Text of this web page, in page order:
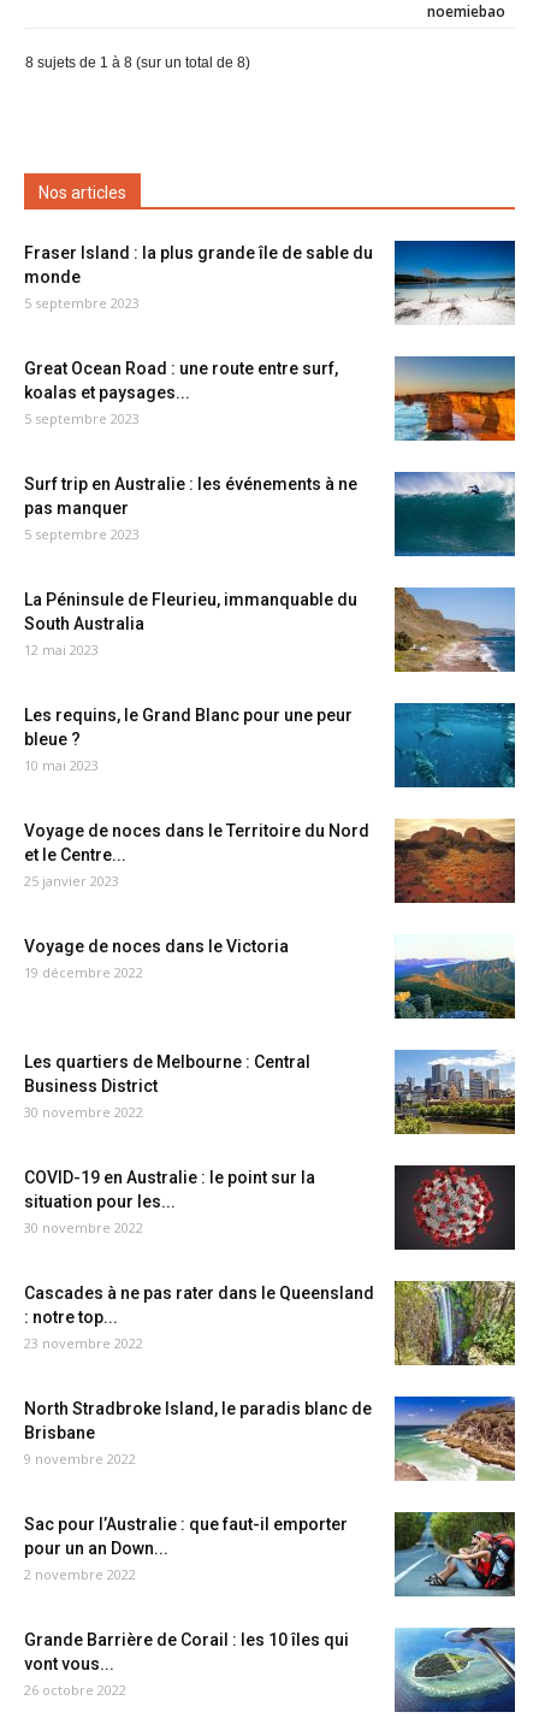
noemiebao
8 sujets de 1 à 8 (sur un total de 8)
Nos articles
Fraser Island : la plus grande île de sable du
monde
5 septembre 2023
Great Ocean Road : une route entre surf,
koalas et paysages...
5 septembre 2023
Surf trip en Australie : les événements à ne
pas manquer
5 septembre 2023
La Péninsule de Fleurieu, immanquable du
South Australia
12 mai 2023
Les requins, le Grand Blanc pour une peur
bleue ?
10 mai 2023
Voyage de noces dans le Territoire du Nord
et le Centre...
25 janvier 2023
Voyage de noces dans le Victoria
19 décembre 2022
Les quartiers de Melbourne : Central
Business District
30 novembre 2022
COVID-19 en Australie : le point sur la
situation pour les...
30 novembre 2022
Cascades à ne pas rater dans le Queensland
: notre top...
23 novembre 2022
North Stradbroke Island, le paradis blanc de
Brisbane
9 novembre 2022
Sac pour l’Australie : que faut-il emporter
pour un an Down...
2 novembre 2022
Grande Barrière de Corail : les 10 îles qui
vont vous...
26 octobre 2022